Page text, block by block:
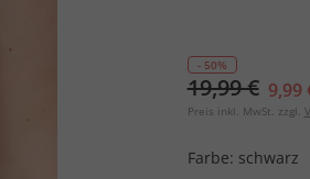
- 50%
19,99 € 9,99
Preis inkl. MwSt. zzgl.
Farbe: schwarz